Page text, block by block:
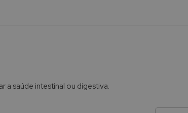
a saúde intestinal ou digestiva.